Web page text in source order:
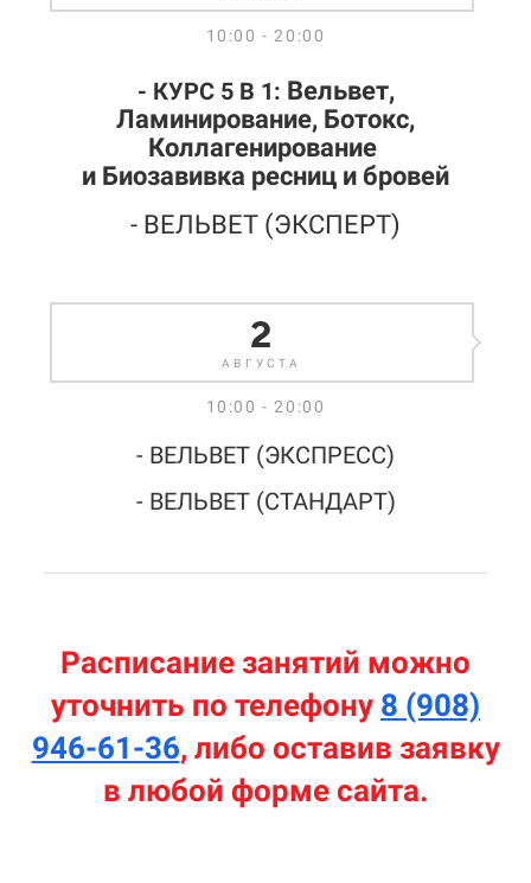
10:00 - 20:00
- КУРС 5 В 1: Вельвет,
Ламинирование, Ботокс,
Коллагенирование
и Биозавивка ресниц и бровей
- ВЕЛЬВЕТ (ЭКСПЕРТ)
2
АВГУСТА
10:00 - 20:00
- ВЕЛЬВЕТ (ЭКСПРЕСС)
- ВЕЛЬВЕТ (СТАНДАРТ)
Расписание занятий можно
уточнить по телефону 8 (908)
946-61-36, либо оставив заявку
в любой форме сайта.